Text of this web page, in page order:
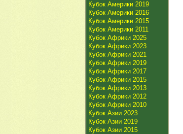
Кубок Америки 2019
Кубок Америки 2016
Кубок Америки 2015
Кубок Америки 2011
Кубок Африки 2025
Кубок Африки 2023
Кубок Африки 2021
Кубок Африки 2019
Кубок Африки 2017
Кубок Африки 2015
Кубок Африки 2013
Кубок Африки 2012
Кубок Африки 2010
Кубок Азии 2023
Кубок Азии 2019
Кубок Азии 2015